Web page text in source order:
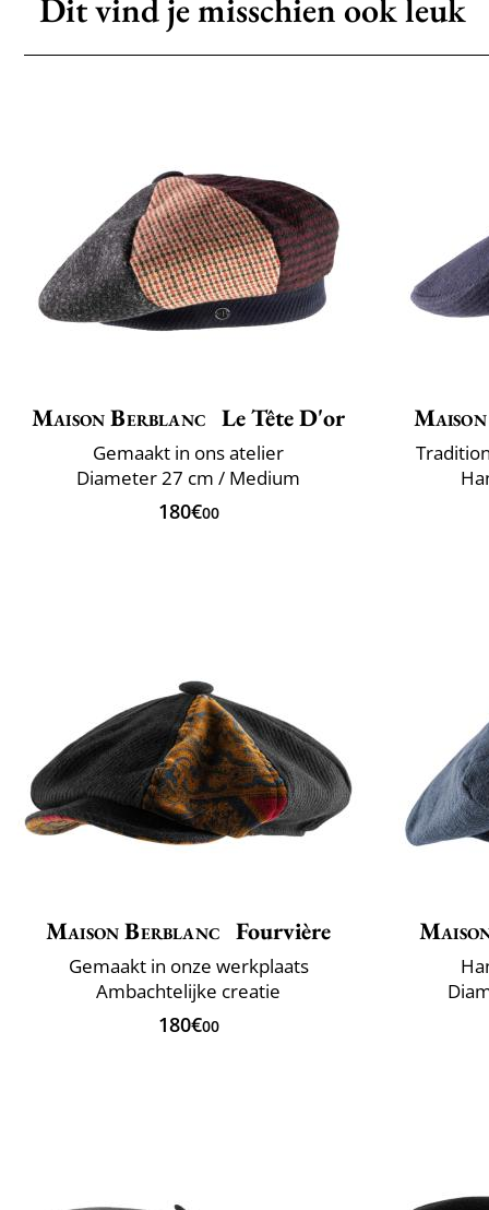
Dit vind je misschien ook leuk
Maison Berblanc Le Tête D'or
Gemaakt in ons atelier
Diameter 27 cm / Medium
180€00
Maison Berblanc Fourvière
Gemaakt in onze werkplaats
Ambachtelijke creatie
180€00